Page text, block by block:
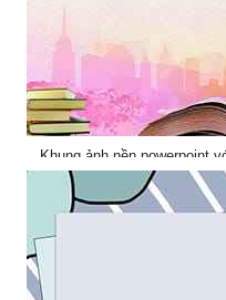
Khung ảnh nền powerpoint